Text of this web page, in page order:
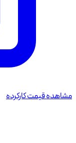
مشاهده قیمت کارکرده